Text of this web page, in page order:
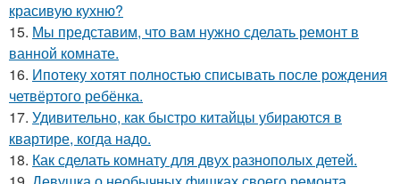
красивую кухню?
15. Мы представим, что вам нужно сделать ремонт в
ванной комнате.
16. Ипотеку хотят полностью списывать после рождения
четвёртого ребёнка.
17. Удивительно, как быстро китайцы убираются в
квартире, когда надо.
18. Как сделать комнату для двух разнополых детей.